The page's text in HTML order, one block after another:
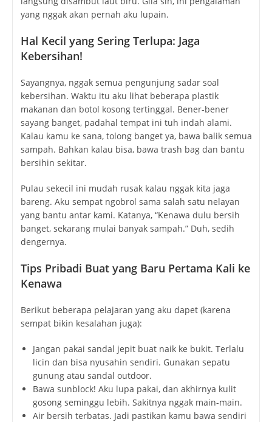
yang nggak akan pernah aku lupain.
Hal Kecil yang Sering Terlupa: Jaga
Kebersihan!
Sayangnya, nggak semua pengunjung sadar soal
kebersihan. Waktu itu aku lihat beberapa plastik
makanan dan botol kosong tertinggal. Bener-bener
sayang banget, padahal tempat ini tuh indah alami.
Kalau kamu ke sana, tolong banget ya, bawa balik semua
sampah. Bahkan kalau bisa, bawa trash bag dan bantu
bersihin sekitar.
Pulau sekecil ini mudah rusak kalau nggak kita jaga
bareng. Aku sempat ngobrol sama salah satu nelayan
yang bantu antar kami. Katanya, “Kenawa dulu bersih
banget, sekarang mulai banyak sampah.” Duh, sedih
dengernya.
Tips Pribadi Buat yang Baru Pertama Kali ke
Kenawa
Berikut beberapa pelajaran yang aku dapet (karena
sempat bikin kesalahan juga):
Jangan pakai sandal jepit buat naik ke bukit. Terlalu
licin dan bisa nyusahin sendiri. Gunakan sepatu
gunung atau sandal outdoor.
Bawa sunblock! Aku lupa pakai, dan akhirnya kulit
gosong seminggu lebih. Sakitnya nggak main-main.
Air bersih terbatas. Jadi pastikan kamu bawa sendiri